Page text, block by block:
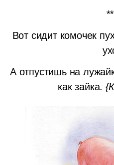
Вот сидит комочек
А отпустишь на
как зайка.